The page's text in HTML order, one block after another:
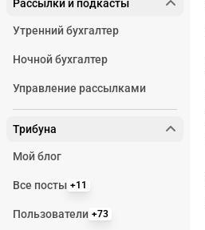
Рассылки и подкасты
Утренний бухгалтер
Ночной бухгалтер
Управление рассылками
Трибуна
Мой блог
Все посты +11
Пользователи +73